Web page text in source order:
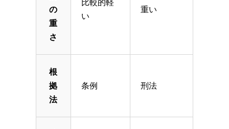
の
重
さ
比較的軽
い
重い
根
拠
法
条例 刑法